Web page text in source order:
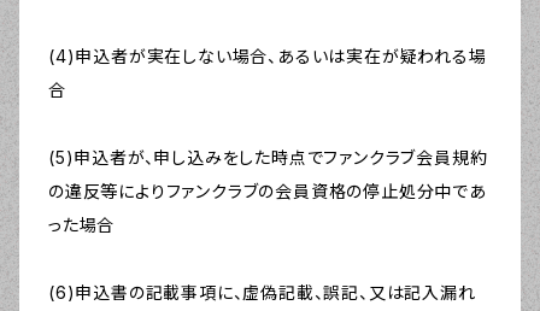
(4)申込者が実在しない場合、あるいは実在が疑われる場
合
(5)申込者が、申し込みをした時点でファンクラブ会員規約
の違反等によりファンクラブの会員資格の停止処分中であ
った場合
(6)申込書の記載事項に、虚偽記載、誤記、又は記入漏れ